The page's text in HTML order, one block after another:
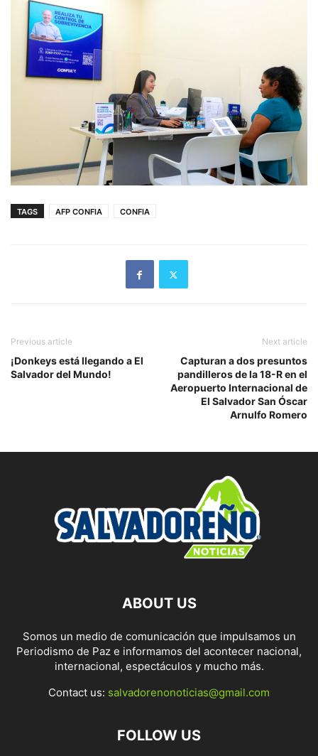
TAGS AFP CONFIA CONFIA
Previous article
¡Donkeys está llegando a El
Salvador del Mundo!
Next article
Capturan a dos presuntos
pandilleros de la 18-R en el
Aeropuerto Internacional de
El Salvador San Óscar
Arnulfo Romero
ABOUT US
Somos un medio de comunicación que impulsamos un
Periodismo de Paz e informamos del acontecer nacional,
internacional, espectáculos y mucho más.
Contact us: salvadorenonoticias@gmail.com
FOLLOW US